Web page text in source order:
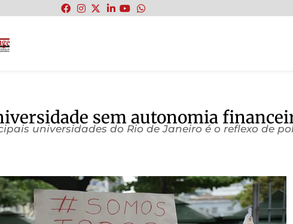
sem autonomia
universidades do Rio de Janeiro é o reflexo de